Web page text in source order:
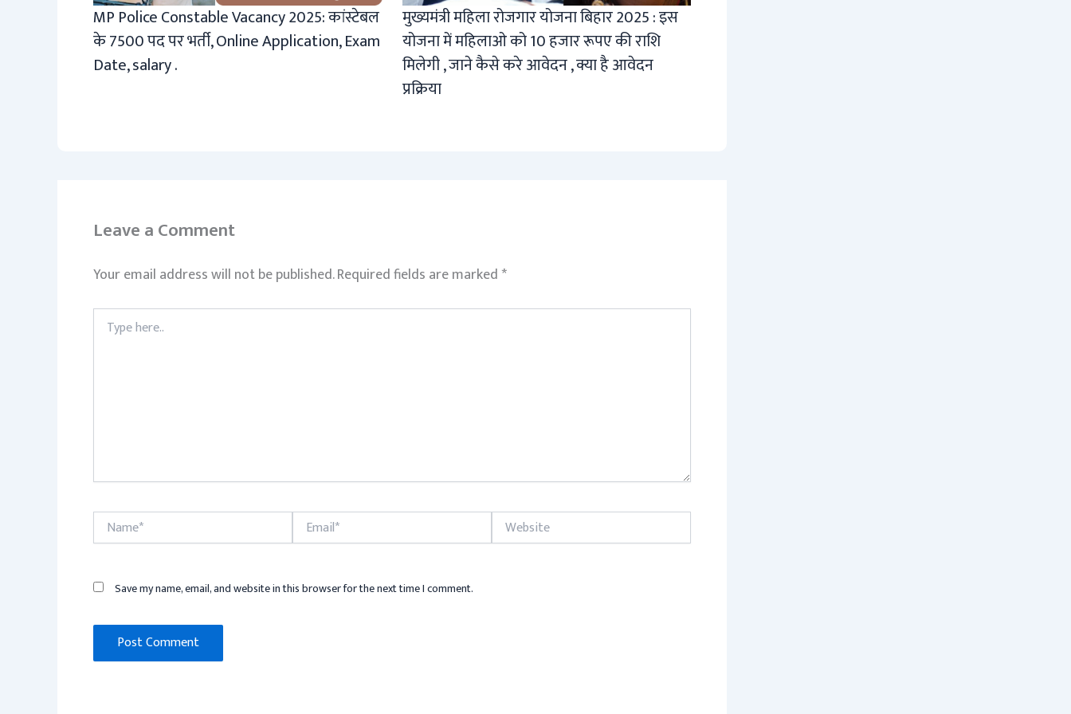
MP Police Constable Vacancy 2025: कांस्टेबल
के 7500 पद पर भर्ती, Online Application, Exam
Date, salary .
मुख्यमंत्री महिला रोजगार योजना बिहार 2025 : इस
योजना में महिलाओ को 10 हजार रूपए की राशि
मिलेगी , जाने कैसे करे आवेदन , क्या है आवेदन
प्रक्रिया
Leave a Comment
Your email address will not be published.Required fields are marked*
Type
here..
Name* Email* Website
Save my name, email, and website in this browser for the next time I comment.